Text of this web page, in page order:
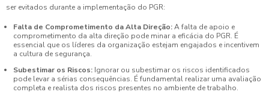
ser evitados durante a implementação do PGR:
Falta de Comprometimento da Alta Direção:A falta de apoio e
comprometimento da alta direção pode minar a eficácia do PGR. É
essencial que os líderes da organização estejam engajados e incentivem
a cultura de segurança.
Subestimar os Riscos: Ignorar ou subestimar os riscos identificados
pode levar a sérias consequências. É fundamental realizar uma avaliação
completa e realista dos riscos presentes no ambiente de trabalho.